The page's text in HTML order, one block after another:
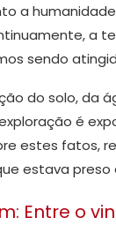
a
a
sendo
do solo, da
é
estes fatos,
estava
Entre o